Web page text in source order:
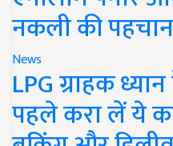
नकली की
News
LPG ग्राहक
पहले करा लें ये